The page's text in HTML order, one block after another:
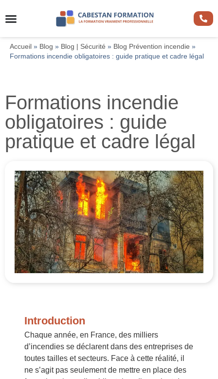
Accueil » Blog » Blog | Sécurité » Blog Prévention incendie »
Formations incendie obligatoires : guide pratique et cadre légal
Formations incendie
obligatoires : guide
pratique et cadre légal
Introduction
Chaque année, en France, des milliers
d’incendies se déclarent dans des entreprises de
toutes tailles et secteurs. Face à cette réalité, il
ne s’agit pas seulement de mettre en place des